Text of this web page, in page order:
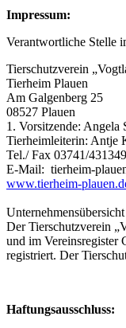
Impressum:
Verantwortliche Stelle
Tierschutzverein
Tierheim Plauen
Am Galgenberg 25
08527 Plauen
1. Vorsitzende: Angela
Tierheimleiterin: Antje
Tel./ Fax 03741/431349
E-Mail: tierheim-
www.tierheim-
Unternehmensübersicht
Der Tierschutzverein
und im Vereinsregister
registriert. Der
Haftungsausschluss: